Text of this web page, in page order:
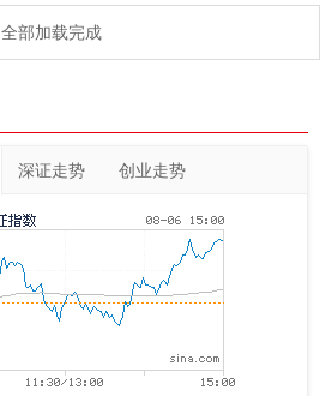
全部加载完成
深证走势 创业走势